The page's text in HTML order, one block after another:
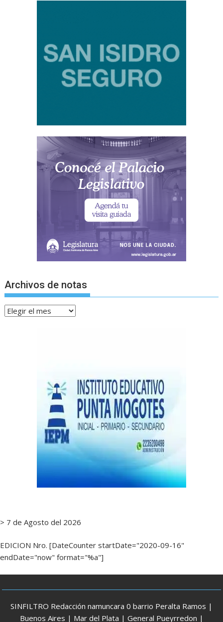
Archivos de notas
Archivos
> 7 de Agosto del 2026
EDICION Nro. [DateCounter startDate="2020-09-16"
endDate="now" format="%a"]
SINFILTRO Redacción namuncara 0 barrio Peralta Ramos |
Buenos Aires | Mar del Plata | General Pueyrredon |